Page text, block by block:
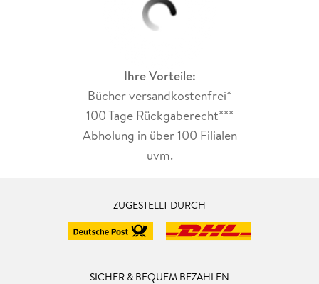
Ihre Vorteile:
Bücher versandkostenfrei*
100 Tage Rückgaberecht***
Abholung in über 100 Filialen
uvm.
ZUGESTELLT DURCH
SICHER & BEQUEM BEZAHLEN